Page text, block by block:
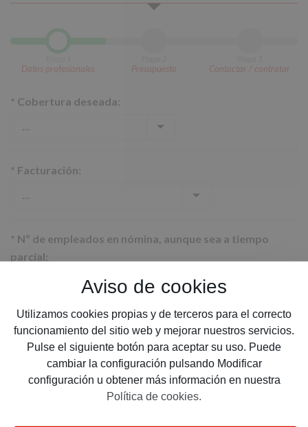
Aviso de cookies
Utilizamos cookies propias y de terceros para el correcto
funcionamiento del sitio web y mejorar nuestros servicios.
Pulse el siguiente botón para aceptar su uso. Puede
cambiar la configuración pulsando Modificar
configuración u obtener más información en nuestra
Política de cookies.
Datos profesionales Presupuesto Contactar / contratar
* Cobertura deseada:
* Facturación:
* Nº de empleados en nómina, aunque sea a tiempo
parcial:
*Provincia: